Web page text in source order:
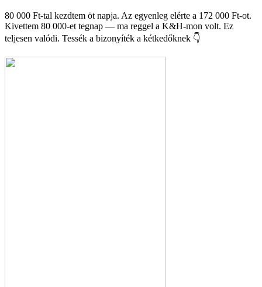
80 000 Ft-tal kezdtem öt napja. Az egyenleg elérte a 172 000 Ft-ot.
Kivettem 80 000-et tegnap — ma reggel a K&H-mon volt. Ez
teljesen valódi. Tessék a bizonyíték a kétkedőknek 👇